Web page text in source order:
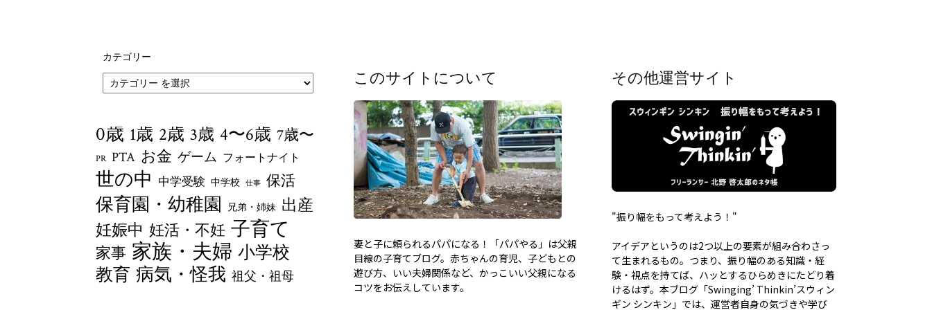
カテゴリー
0歳 1歳 2歳 3歳 4〜6歳 7歳〜
PR PTA お金 ゲーム フォートナイト
世の中 中学受験 中学校 仕事 保活
保育園・幼稚園 兄弟・姉妹 出産
妊娠中 妊活・不妊 子育て
家事 家族・夫婦 小学校
教育 病気・怪我 祖父・祖母
このサイトについて
妻と子に頼られるパパになる！「パパやる」は父親
目線の子育てブログ。赤ちゃんの育児、子どもとの
遊び方、いい夫婦関係など、かっこいい父親になる
コツをお伝えしています。
その他運営サイト
"振り幅をもって考えよう！"
アイデアというのは2つ以上の要素が組み合わさっ
て生まれるもの。つまり、振り幅のある知識・経
験・視点を持てば、ハッとするひらめきにたどり着
けるはず。本ブログ「Swinging’ Thinkin’スウィン
ギン シンキン」では、運営者自身の気づきや学び